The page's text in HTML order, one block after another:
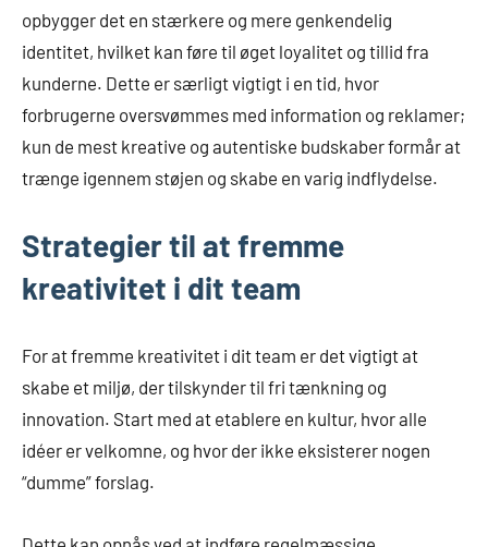
opbygger det en stærkere og mere genkendelig
identitet, hvilket kan føre til øget loyalitet og tillid fra
kunderne. Dette er særligt vigtigt i en tid, hvor
forbrugerne oversvømmes med information og reklamer;
kun de mest kreative og autentiske budskaber formår at
trænge igennem støjen og skabe en varig indflydelse.
Strategier til at fremme
kreativitet i dit team
For at fremme kreativitet i dit team er det vigtigt at
skabe et miljø, der tilskynder til fri tænkning og
innovation. Start med at etablere en kultur, hvor alle
idéer er velkomne, og hvor der ikke eksisterer nogen
“dumme” forslag.